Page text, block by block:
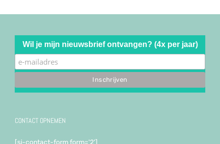
Wil je mijn nieuwsbrief ontvangen? (4x per jaar)
CONTACT OPNEMEN